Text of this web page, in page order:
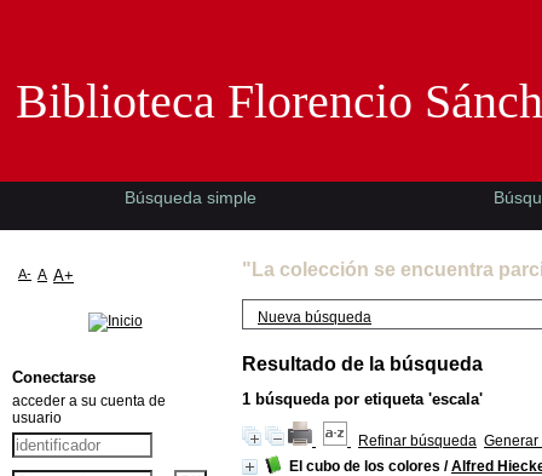
"La colección se encuentra
Nueva búsqueda
Resultado de la búsqueda
1 búsqueda por etiqueta 'escala'
Refinar búsqueda Generar
El cubo de los colores /Alfred
Biblioteca Florencio
Búsqueda simple
A- A A+
Conectarse
acceder a su cuenta de
usuario